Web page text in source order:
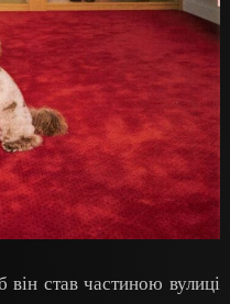
став частиною вулиці